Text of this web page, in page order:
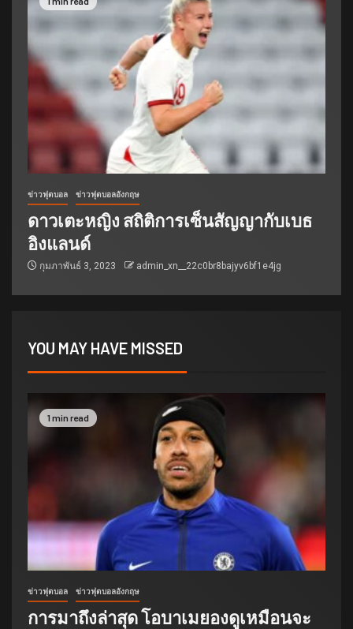
ข่าวฟุตบอล ข่าวฟุตบอลอังกฤษ
ดาวเตะหญิง สถิติการเซ็นสัญญากับเบธ
อิงแลนด์
กุมภาพันธ์ 3, 2023 admin_xn__22c0br8bajyv6bf1e4jg
YOU MAY HAVE MISSED
1 min read
ข่าวฟุตบอล ข่าวฟุตบอลอังกฤษ
การมาถึงล่าสุด โอบาเมยองดูเหมือนจะ